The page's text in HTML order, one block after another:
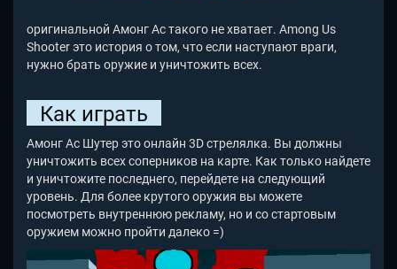
оригинальной Амонг Ас такого не хватает. Among Us
Shooter это история о том, что если наступают враги,
нужно брать оружие и уничтожить всех.
Как играть
Амонг Ас Шутер это онлайн 3D стрелялка. Вы должны
уничтожить всех соперников на карте. Как только найдете
и уничтожите последнего, перейдете на следующий
уровень. Для более крутого оружия вы можете
посмотреть внутреннюю рекламу, но и со стартовым
оружием можно пройти далеко =)